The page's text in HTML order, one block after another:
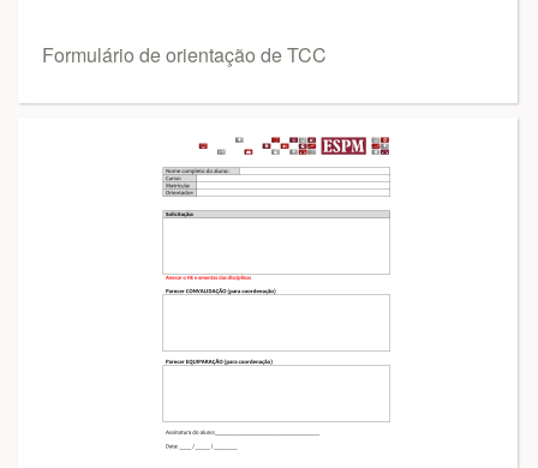
Formulário de orientação de TCC